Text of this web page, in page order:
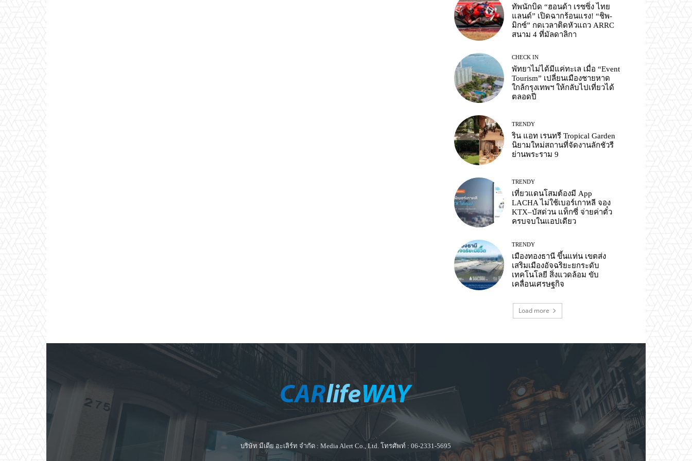
ทัพนักบิด “ฮอนด้า เรซซิ่ง ไทย
แลนด์” เปิดฉากร้อนแรง! “ชิพ-
มิกซ์” กดเวลาติดหัวแถว ARRC
สนาม 4 ที่มัลดาลิกา
CHECK IN
พัทยาไม่ได้มีแค่ทะเล เมื่อ “Event
Tourism” เปลี่ยนเมืองชายหาด
ใกล้กรุงเทพฯ ให้กลับไปเที่ยวได้
ตลอดปี
TRENDY
ริน แอท เรนทรี Tropical Garden
นิยามใหม่สถานที่จัดงานลักชัวรี
ย่านพระราม 9
TRENDY
เที่ยวแดนโสมต้องมี App
LACHA ไม่ใช้เบอร์เกาหลี จอง
KTX–บัสด่วน แท็กซี่ จ่ายค่าตั๋ว
ครบจบในแอปเดียว
TRENDY
เมืองทองธานี ขึ้นแท่น เขตส่ง
เสริมเมืองอัจฉริยะยกระดับ
เทคโนโลยี สิ่งแวดล้อม ขับ
เคลื่อนเศรษฐกิจ
Load more
บริษัท มีเดีย อะเลิร์ท จำกัด : Media Alert Co., Ltd. โทรศัพท์ : 06-2331-5695